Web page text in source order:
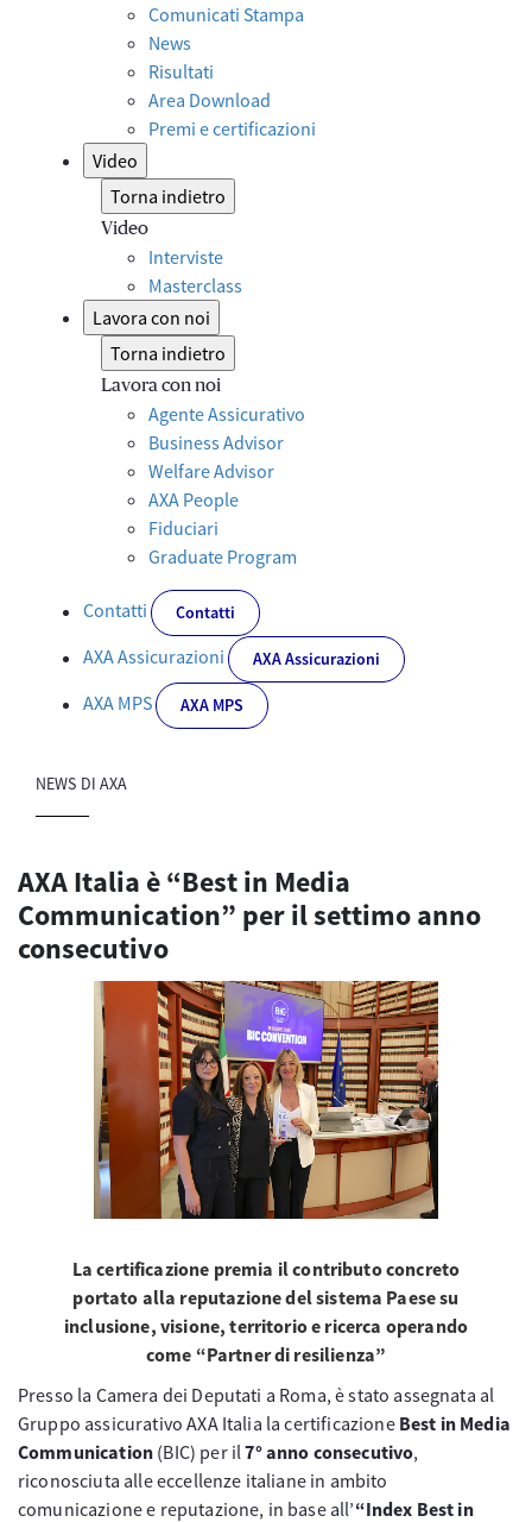
Comunicati Stampa
News
Risultati
Area Download
Premi e certificazioni
Video
Torna indietro
Video
Interviste
Masterclass
Lavora con noi
Torna indietro
Lavora con noi
Agente Assicurativo
Business Advisor
Welfare Advisor
AXA People
Fiduciari
Graduate Program
Contatti Contatti
AXA Assicurazioni AXA Assicurazioni
AXA MPS AXA MPS
NEWS DI AXA
AXA Italia è “Best in Media
Communication” per il settimo anno
consecutivo
La certificazione premia il contributo concreto
portato alla reputazione del sistema Paese su
inclusione, visione, territorio e ricerca operando
come “Partner di resilienza”
Presso la Camera dei Deputati a Roma, è stato assegnata al
Gruppo assicurativo AXA Italia la certificazione Best in Media
Communication (BIC) per il7° anno consecutivo,
riconosciuta alle eccellenze italiane in ambito
comunicazione e reputazione, in base all’“Index Best in